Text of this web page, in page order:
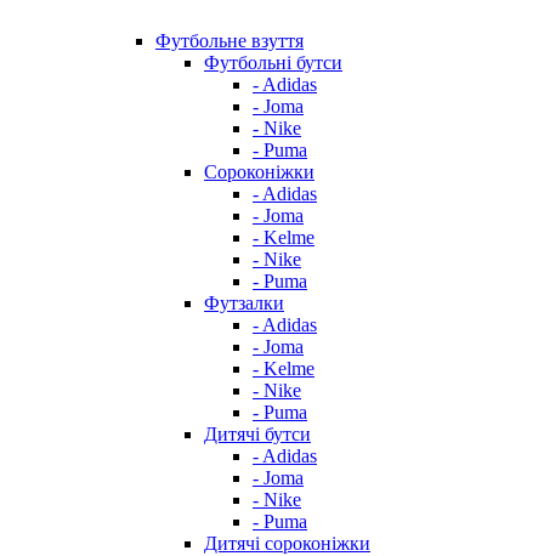
Футбольне взуття
Футбольні бутси
- Adidas
- Joma
- Nike
- Puma
Сороконіжки
- Adidas
- Joma
- Kelme
- Nike
- Puma
Футзалки
- Adidas
- Joma
- Kelme
- Nike
- Puma
Дитячі бутси
- Adidas
- Joma
- Nike
- Puma
Дитячі сороконіжки